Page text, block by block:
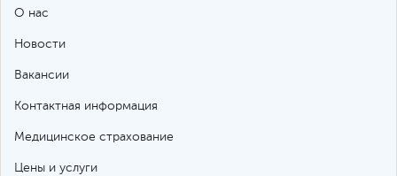
О нас
Новости
Вакансии
Контактная информация
Медицинское страхование
Цены и услуги